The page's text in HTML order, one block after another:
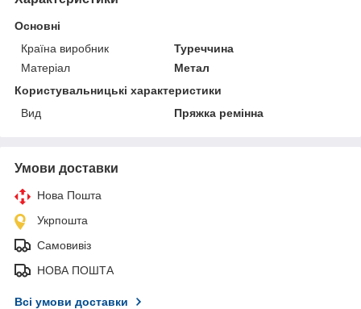
Основні
Країна виробник
Туреччина
Матеріал
Метал
Користувальницькі характеристики
Вид
Пряжка ремінна
Умови доставки
Нова Пошта
Укрпошта
Самовивіз
НОВА ПОШТА
Всі умови доставки